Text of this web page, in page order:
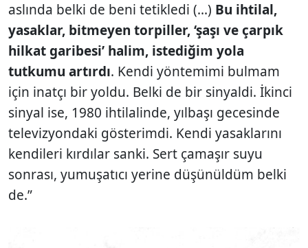
aslında belki de beni tetikledi (...) Bu ihtilal,
yasaklar, bitmeyen torpiller, ‘şaşı ve çarpık
hilkat garibesi’ halim, istediğim yola
tutkumu artırdı. Kendi yöntemimi bulmam
için inatçı bir yoldu. Belki de bir sinyaldi. İkinci
sinyal ise, 1980 ihtilalinde, yılbaşı gecesinde
televizyondaki gösterimdi. Kendi yasaklarını
kendileri kırdılar sanki. Sert çamaşır suyu
sonrası, yumuşatıcı yerine düşünüldüm belki
de.”